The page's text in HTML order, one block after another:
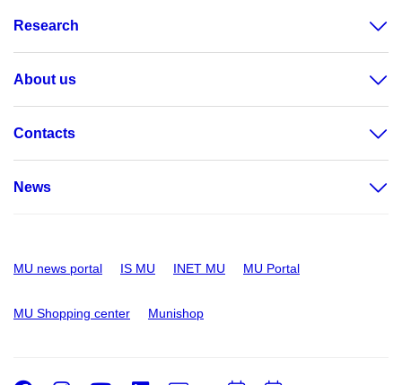
Research
About us
Contacts
News
MU news portal IS MU INET MU MU Portal
MU Shopping center Munishop